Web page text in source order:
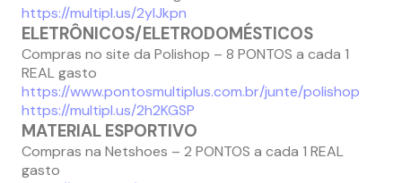
https://multipl.us/2yIJkpn
ELETRÔNICOS/ELETRODOMÉSTICOS
Compras no site da Polishop – 8 PONTOS a cada 1
REAL gasto
https://www.pontosmultiplus.com.br/junte/polishop
https://multipl.us/2h2KGSP
MATERIAL ESPORTIVO
Compras na Netshoes – 2 PONTOS a cada 1 REAL
gasto